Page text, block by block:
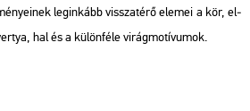
leg­in­kább vissza­té­rő ele­mei a kör, el­
hal és a kü­lön­fé­le vi­rág­mo­tí­vu­mok.